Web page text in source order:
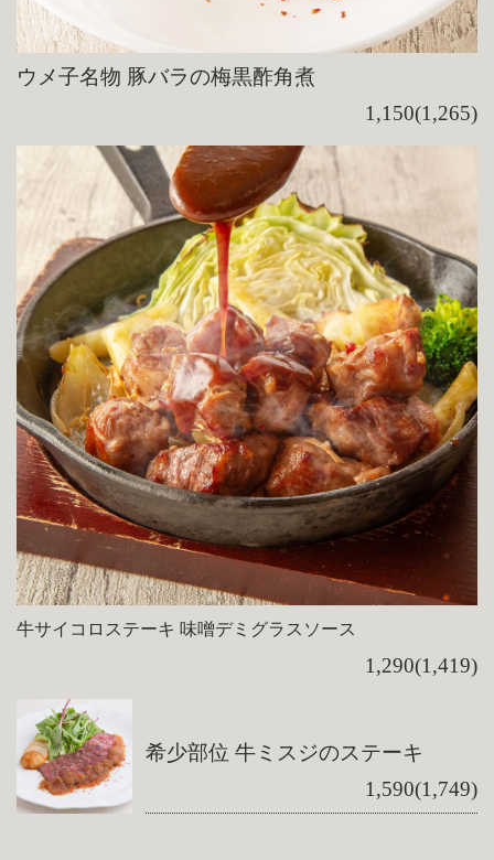
ウメ子名物 豚バラの梅黒酢角煮
1,150(1,265)
牛サイコロステーキ 味噌デミグラスソース
1,290(1,419)
希少部位 牛ミスジのステーキ
1,590(1,749)